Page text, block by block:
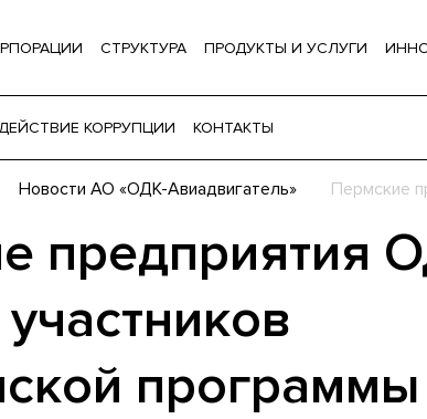
СТРУКТУРА ПРОДУКТЫ И УСЛУГИ
КОРРУПЦИИ КОНТАКТЫ
Новости АО «ОДК-Авиадвигатель» Пермские
предприятия